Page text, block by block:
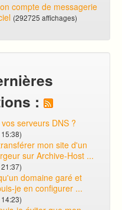
compte de messagerie
(292725 affichages)
:
serveurs DNS ?
mon site d'un
sur Archive-Host ...
domaine garé et
je en configurer ...